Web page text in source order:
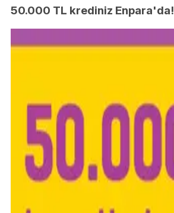
50.000 TL krediniz Enpara'da!